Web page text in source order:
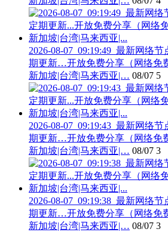
2026-08-07_09:19:49_最新网络
期更新…开放免费分享（网络免
新加坡|台湾|马来西亚|… 08/07 5
2026-08-07_09:19:43_最新网络
期更新…开放免费分享（网络免
新加坡|台湾|马来西亚|… 08/07 3
2026-08-07_09:19:38_最新网络
期更新…开放免费分享（网络免
新加坡|台湾|马来西亚|… 08/07 3